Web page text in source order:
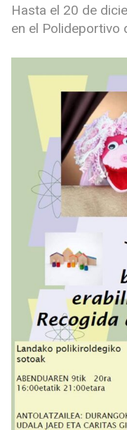
Hasta el 20 de
en el Polideportivo